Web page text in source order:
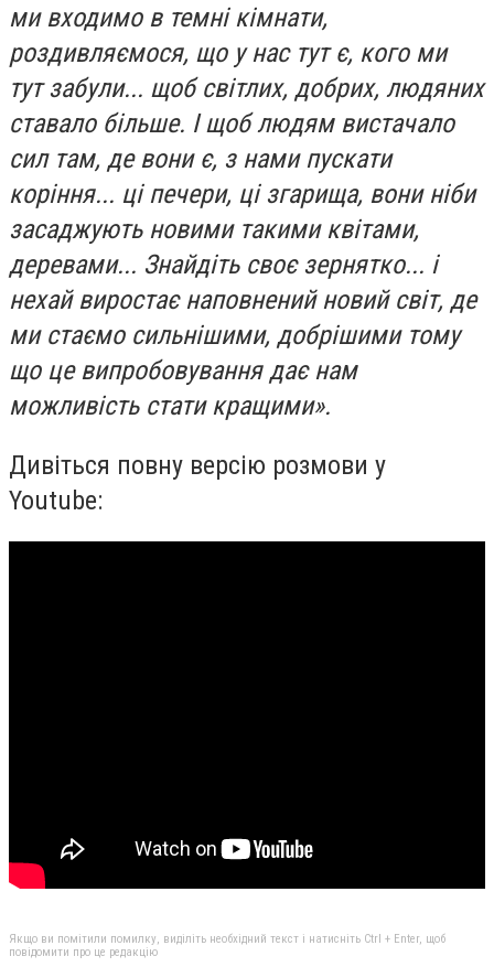
ми входимо в темні кімнати,
роздивляємося, що у нас тут є, кого ми
тут забули... щоб світлих, добрих, людяних
ставало більше. І щоб людям вистачало
сил там, де вони є, з нами пускати
коріння... ці печери, ці згарища, вони ніби
засаджують новими такими квітами,
деревами... Знайдіть своє зернятко... і
нехай виростає наповнений новий світ, де
ми стаємо сильнішими, добрішими тому
що це випробовування дає нам
можливість стати кращими».
Дивіться повну версію розмови у
Youtube:
Якщо ви помітили помилку, виділіть необхідний текст і натисніть Ctrl + Enter, щоб
повідомити про це редакцію